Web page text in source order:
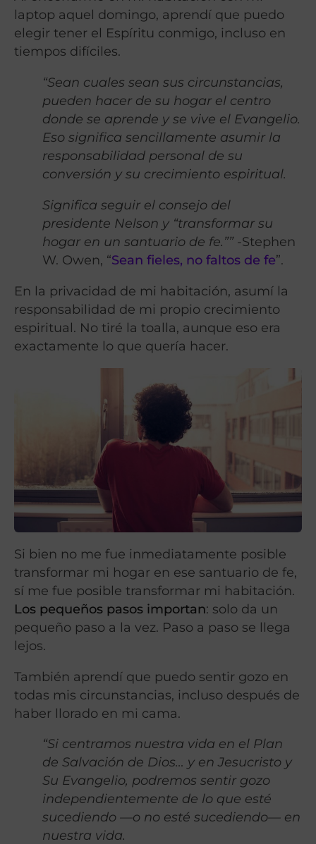
laptop aquel domingo, aprendí que puedo
elegir tener el Espíritu conmigo, incluso en
tiempos difíciles.
“Sean cuales sean sus circunstancias,
pueden hacer de su hogar el centro
donde se aprende y se vive el Evangelio.
Eso significa sencillamente asumir la
responsabilidad personal de su
conversión y su crecimiento espiritual.
Significa seguir el consejo del
presidente Nelson y “transformar su
hogar en un santuario de fe.””-Stephen
W. Owen, “Sean fieles, no faltos de fe”.
En la privacidad de mi habitación, asumí la
responsabilidad de mi propio crecimiento
espiritual. No tiré la toalla, aunque eso era
exactamente lo que quería hacer.
Si bien no me fue inmediatamente posible
transformar mi hogar en ese santuario de fe,
sí me fue posible transformar mi habitación.
Los pequeños pasos importan: solo da un
pequeño paso a la vez. Paso a paso se llega
lejos.
También aprendí que puedo sentir gozo en
todas mis circunstancias, incluso después de
haber llorado en mi cama.
“Si centramos nuestra vida en el Plan
de Salvación de Dios… y en Jesucristo y
Su Evangelio, podremos sentir gozo
independientemente de lo que esté
sucediendo —o no esté sucediendo— en
nuestra vida.